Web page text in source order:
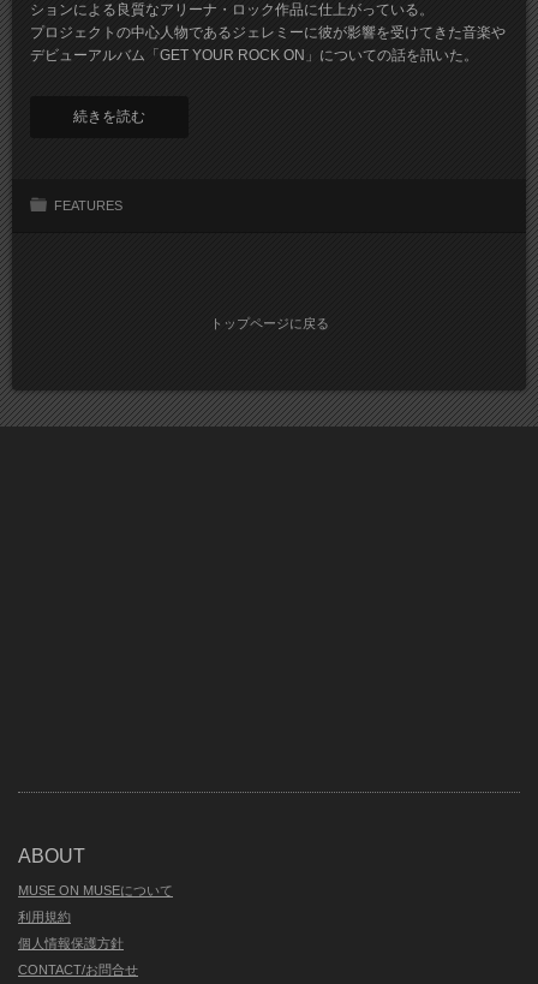
ションによる良質なアリーナ・ロック作品に仕上がっている。
プロジェクトの中心人物であるジェレミーに彼が影響を受けてきた音楽や
デビューアルバム「GET YOUR ROCK ON」についての話を訊いた。
続きを読む
FEATURES
トップページに戻る
ABOUT
MUSE ON MUSEについて
利用規約
個人情報保護方針
CONTACT/お問合せ